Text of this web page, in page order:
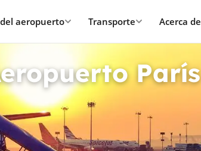
aeropuerto Transporte Acerca de
París